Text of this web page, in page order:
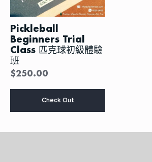
Pickleball
Beginners Trial
Class 匹克球初級體驗
班
$250.00
Check Out
品
多